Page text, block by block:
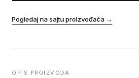
Pogledaj na sajtu proizvođača →
OPIS PROIZVODA